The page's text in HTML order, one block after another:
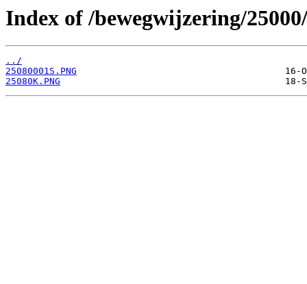
Index of /bewegwijzering/
../
25080001S.PNG
25080K.PNG